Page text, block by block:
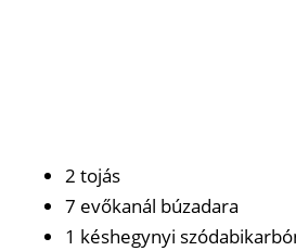
2 tojás
7 evőkanál búzadara
1 késhegynyi